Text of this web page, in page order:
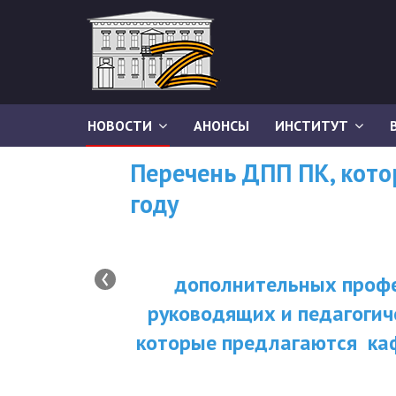
НОВОСТИ АНОНСЫ ИНСТИТУТ
Перечень ДПП ПК,
году
дополнительных
руководящих и
которые предлагаются
‹